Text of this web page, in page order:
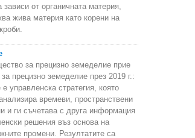
от органичната материя,
жива материя като корени на
за прецизно земеделие прие
прецизно земеделие през 2019 г.:
е управленска стратегия, която
времеви, пространствени
и ги съчетава с друга информация
решения въз основа на
промени. Резултатите са